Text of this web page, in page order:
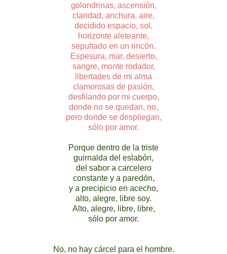
golondrinas, ascensión,
claridad, anchura, aire,
decidido espacio, sol,
horizonte aleteante,
sepultado en un rincón.
Espesura, mar, desierto,
sangre, monte rodador,
libertades de mi alma
clamorosas de pasión,
desfilando por mi cuerpo,
donde no se quedan, no,
pero donde se despliegan,
sólo por amor.
Porque dentro de la triste
guirnalda del eslabón,
del sabor a carcelero
constante y a paredón,
y a precipicio en acecho,
alto, alegre, libre soy.
Alto, alegre, libre, libre,
sólo por amor.
No, no hay cárcel para el hombre.